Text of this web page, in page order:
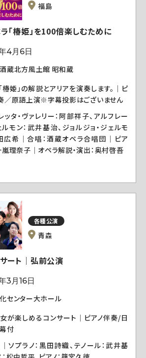
福島
「椿姫」を100倍楽しむために
4月6日
蔵北方風土館 昭和蔵
椿姫」の解説とアリアを演奏します。｜ピ
／原語上演※字幕投影はございません
ッタ・ヴァレリー：阿部祥子、アルフレー
ルモン：武井基治、ジョルジョ・ジェルモ
広希｜合唱：酒蔵オペラ合唱団｜ピア
嵐理奈子｜オペラ解説・演出：奥村啓吾
各種公演
青森
ート｜弘前公演
3月16日
センター大ホール
が楽しめるコンサート｜ピアノ伴奏/日
付
ソプラノ：黒田詩織、テノール：武井基